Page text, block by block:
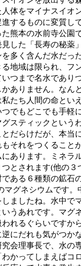
をマイナスイオ
るものに変質し
本の水前寺公園
た「長寿の秘薬
く含んだ水だっ
域は限られ、フ
まで名水であり
りません。なん
ち人間の命とい
もどこでも手軽
スティックという
らけだが、本当
れをつくること
ります。ミネラ
されます(他の３
る６種類の鉱石
グネシウムです。
したね。水中で
あれです。マグ
るぐらいですか
だれも気がつか
理事長で、水の
ってしまえばコ